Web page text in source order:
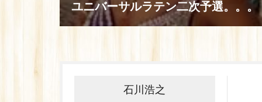
ユニバーサルラテン二次予選。。。
石川浩之